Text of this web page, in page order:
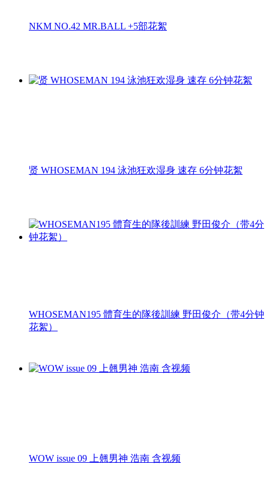
NKM NO.42 MR.BALL +5部花絮
贤 WHOSEMAN 194 泳池狂欢湿身 速存 6分钟花絮
WHOSEMAN195 體育生的隊後訓練 野田俊介（带4分钟
花絮）
WOW issue 09 上翹男神 浩南 含视频